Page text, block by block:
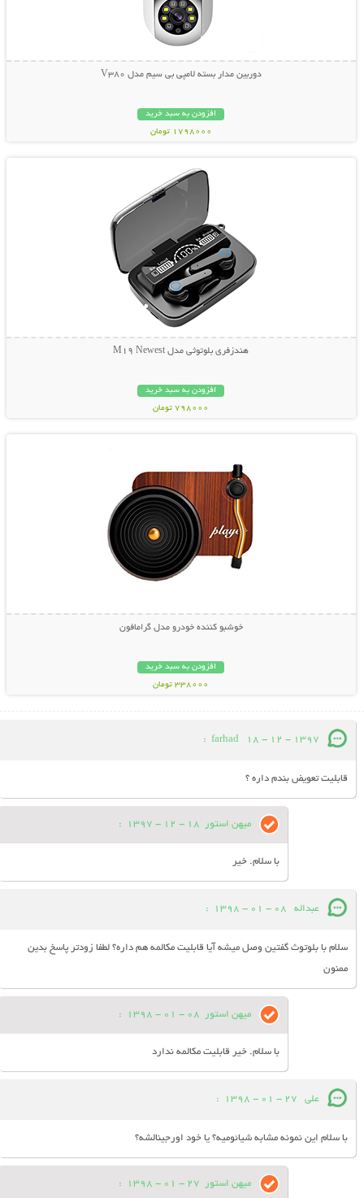
دوربین مدار بسته لامپی بی سیم مدل V380
افزودن به سبد خرید
1798000 تومان
هندزفری بلوتوثی مدل M19 Newest
افزودن به سبد خرید
798000 تومان
خوشبو کننده خودرو مدل گرامافون
افزودن به سبد خرید
338000 تومان
farhad 18 - 12 - 1397
:
قابلیت تعویض بندم داره ؟
میهن استور 18 - 12 - 1397
:
با سلام. خیر
عبداله 08 - 01 - 1398
:
سلام با بلوتوث گفتین وصل میشه آیا قابلیت مکالمه هم داره؟ لطفا زودتر پاسخ بدین
ممنون
میهن استور 08 - 01 - 1398
:
با سلام. خیر قابلیت مکالمه ندارد
علی 27 - 01 - 1398
:
با سلام این نمونه مشابه شیائومیه؟ یا خود اورجینالشه؟
میهن استور 27 - 01 - 1398
: